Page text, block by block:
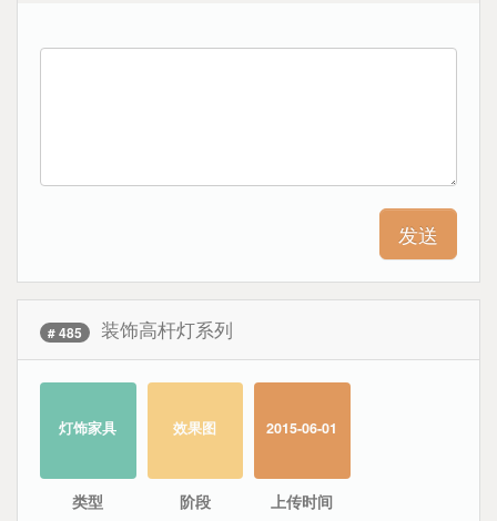
# 485 装饰高杆灯系列
灯饰家具
类型
效果图
阶段
2015-06-01
上传时间